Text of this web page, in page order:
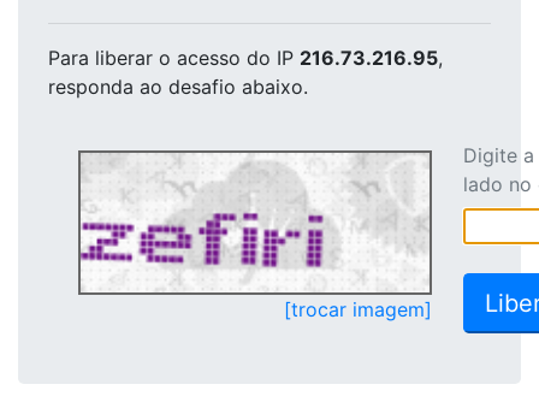
Para liberar o acesso do IP 216.73.216.95,
responda ao desafio abaixo.
[trocar imagem]
Digite
lado no